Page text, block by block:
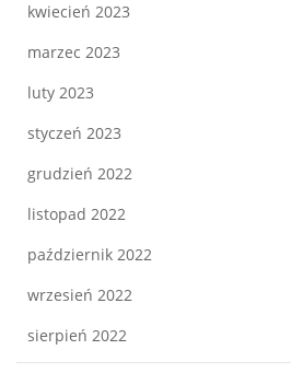
kwiecień 2023
marzec 2023
luty 2023
styczeń 2023
grudzień 2022
listopad 2022
październik 2022
wrzesień 2022
sierpień 2022